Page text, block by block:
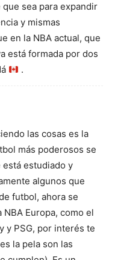
sea para expandir
y mismas
en la NBA actual, que
está formada por dos
.
las cosas es la
más poderosos se
estudiado y
algunos que
futbol, ahora se
Europa, como el
y PSG, por interés te
la pela son las